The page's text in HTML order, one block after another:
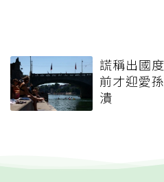
謊稱出國
前才迎愛
潰